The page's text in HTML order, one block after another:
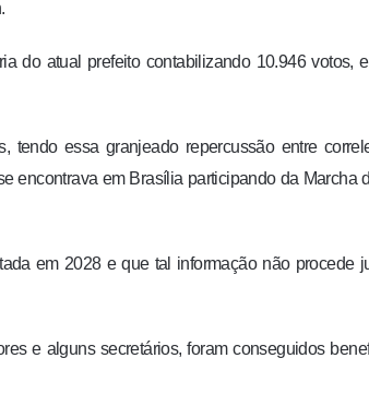
do atual prefeito contabilizando 10.946 votos,
tendo essa granjeado repercussão entre
encontrava em Brasília participando da Marcha
em 2028 e que tal informação não procede
e alguns secretários, foram conseguidos